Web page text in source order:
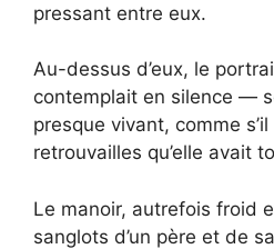
pressant entre eux.
Au-dessus d’eux, le
contemplait en silence —
presque vivant, comme
retrouvailles qu’elle avait
Le manoir, autrefois froid
sanglots d’un père et de